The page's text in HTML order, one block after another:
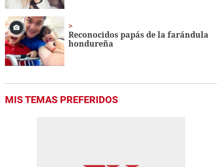
Reconocidos papás de la farándula
hondureña
MIS TEMAS PREFERIDOS